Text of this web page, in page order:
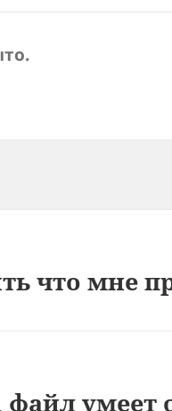
что мне
файл умеет